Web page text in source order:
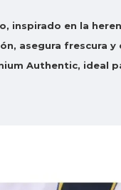
inspirado en la
asegura frescura
Authentic, ideal